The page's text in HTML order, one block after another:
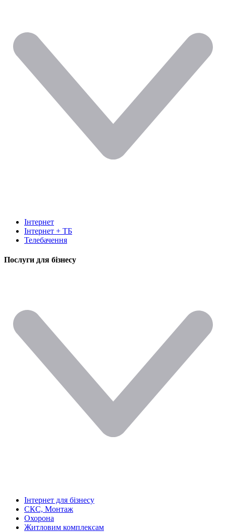
Інтернет
Інтернет + ТБ
Телебачення
Послуги для бізнесу
Інтернет для бізнесу
СКС, Монтаж
Охорона
Житловим комплексам